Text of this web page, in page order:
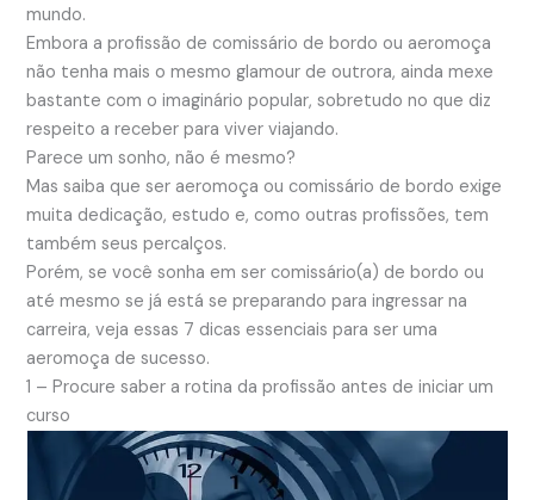
mundo.
Embora a profissão de comissário de bordo ou aeromoça
não tenha mais o mesmo glamour de outrora, ainda mexe
bastante com o imaginário popular, sobretudo no que diz
respeito a receber para viver viajando.
Parece um sonho, não é mesmo?
Mas saiba que ser aeromoça ou comissário de bordo exige
muita dedicação, estudo e, como outras profissões, tem
também seus percalços.
Porém, se você sonha em ser comissário(a) de bordo ou
até mesmo se já está se preparando para ingressar na
carreira, veja essas 7 dicas essenciais para ser uma
aeromoça de sucesso.
1 – Procure saber a rotina da profissão antes de iniciar um
curso